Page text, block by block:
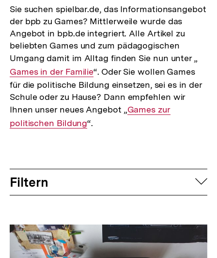
Sie suchen spielbar.de, das Informationsangebot
der bpb zu Games? Mittlerweile wurde das
Angebot in bpb.de integriert. Alle Artikel zu
beliebten Games und zum pädagogischen
Umgang damit im Alltag finden Sie nun unter „
Games in der Familie“. Oder Sie wollen Games
für die politische Bildung einsetzen, sei es in der
Schule oder zu Hause? Dann empfehlen wir
Ihnen unser neues Angebot „Interner
Games zur
politischen Bildung“.
Filtern